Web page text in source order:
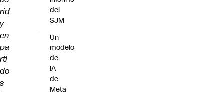
rid
y
en
pa
rti
do
s
del
SJM
Un
modelo
de
IA
de
Meta